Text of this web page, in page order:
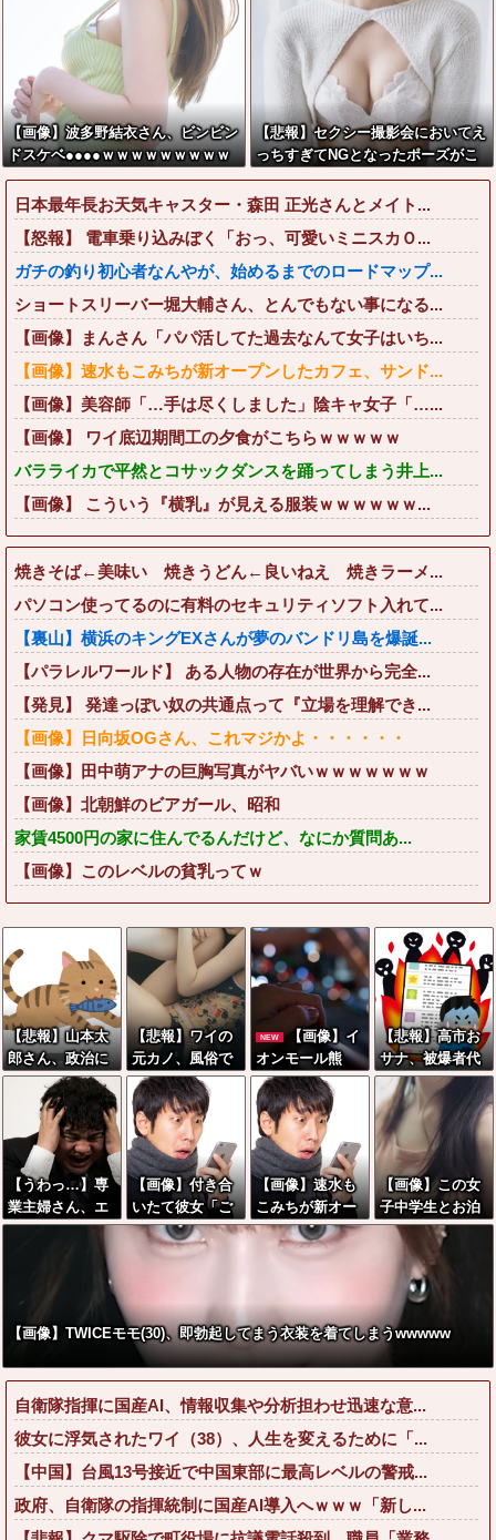
【画像】波多野結衣さん、ビンビン
ドスケベ●●●●ｗｗｗｗｗｗｗｗｗ
ｗ
【悲報】セクシー撮影会においてえ
っちすぎてNGとなったポーズがこ
ちらwww
日本最年長お天気キャスター・森田 正光さんとメイト...
【怒報】 電車乗り込みぼく「おっ、可愛いミニスカＯ...
ガチの釣り初心者なんやが、始めるまでのロードマップ...
ショートスリーバー堀大輔さん、とんでもない事になる...
【画像】まんさん「パパ活してた過去なんて女子はいち...
【画像】速水もこみちが新オープンしたカフェ、サンド...
【画像】美容師「…手は尽くしました」陰キャ女子「…...
【画像】 ワイ底辺期間工の夕食がこちらｗｗｗｗｗ
バラライカで平然とコサックダンスを踊ってしまう井上...
【画像】 こういう『横乳』が見える服装ｗｗｗｗｗｗ...
焼きそば←美味い 焼きうどん←良いねえ 焼きラーメ...
パソコン使ってるのに有料のセキュリティソフト入れて...
【裏山】横浜のキングEXさんが夢のバンドリ島を爆誕...
【パラレルワールド】 ある人物の存在が世界から完全...
【発見】 発達っぽい奴の共通点って『立場を理解でき...
【画像】日向坂OGさん、これマジかよ・・・・・・
【画像】田中萌アナの巨胸写真がヤバいｗｗｗｗｗｗｗ
【画像】北朝鮮のビアガール、昭和
家賃4500円の家に住んでるんだけど、なにか質問あ...
【画像】このレベルの貧乳ってｗ
【悲報】山本太
郎さん、政治に
興味なかった
【悲報】ワイの
元カノ、風俗で
見つかるwwww
wwwwww
NEW
【画像】イ
オンモール熊
本、お供物が怖
すぎる
【悲報】高市お
サナ、被爆者代
表を睨み付けて
しまいバチクソ
炎上し始めるｗ
ｗｗｗｗｗｗｗ
ｗ
【うわっ…】専
業主婦さん、エ
グいくらいの不
倫が子供にガチ
バレした結果…
【画像】付き合
いたて彼女「ご
めーんちょびっ
ツ散らかってる
だったらコレ別
れる
か？？？？？
【画像】速水も
こみちが新オー
プンしたカフ
ェ、サンドイッ
思
う？？？？？？
【画像】この女
子中学生とお泊
まりできるなら
いくら出せる？
wwwww
【画像】TWICEモモ(30)、即勃起してまう衣装を着てしまうwwwww
自衛隊指揮に国産AI、情報収集や分析担わせ迅速な意...
彼女に浮気されたワイ（38）、人生を変えるために「...
【中国】台風13号接近で中国東部に最高レベルの警戒...
政府、自衛隊の指揮統制に国産AI導入へｗｗｗ「新し...